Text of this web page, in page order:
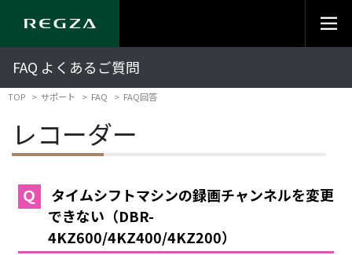
FAQ よくあるご質問
TOP サポート FAQ FAQ回答
レコーダー